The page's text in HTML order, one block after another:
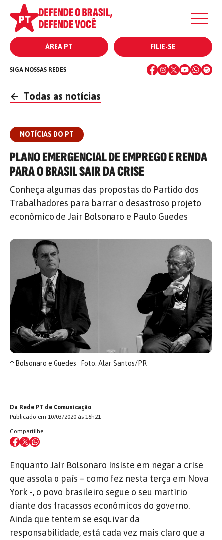
ÁREA PT FILIE-SE
SIGA NOSSAS REDES
← Todas as notícias
NOTÍCIAS DO PT
PLANO EMERGENCIAL DE EMPREGO E RENDA
PARA O BRASIL SAIR DA CRISE
Conheça algumas das propostas do Partido dos
Trabalhadores para barrar o desastroso projeto
econômico de Jair Bolsonaro e Paulo Guedes
↑Bolsonaro e Guedes Foto: Alan Santos/PR
Da Rede PT de Comunicação
Publicado em 10/03/2020 às 16h21
Compartilhe
Enquanto Jair Bolsonaro insiste em negar a crise
que assola o país – como fez nesta terça em Nova
York -, o povo brasileiro segue o seu martírio
diante dos fracassos econômicos do governo.
Ainda que tentem se esquivar da
responsabilidade, está cada vez mais claro que a